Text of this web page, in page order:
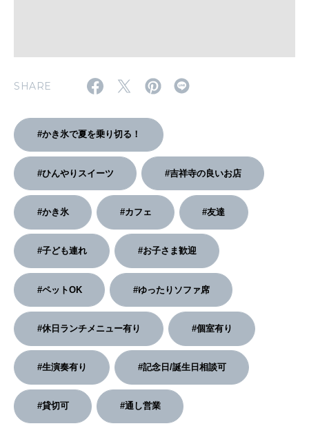
2025年12月号「お酒の新常識。」
SHARE
#かき氷で夏を乗り切る！
#ひんやりスイーツ #吉祥寺の良いお店
#かき氷 #カフェ #友達
#子ども連れ #お子さま歓迎
#ペットOK #ゆったりソファ席
#休日ランチメニュー有り #個室有り
#生演奏有り #記念日/誕生日相談可
#貸切可 #通し営業